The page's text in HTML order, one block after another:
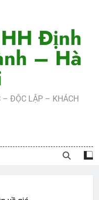
Định
– Hà
– ĐỘC LẬP – KHÁCH